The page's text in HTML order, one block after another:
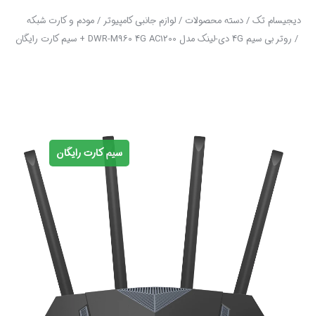
دیجیسام تک/دسته محصولات /لوازم جانبی کامپیوتر/مودم و کارت شبکه
/ روتر بی سیم 4G دی-لینک مدل DWR-M960 4G AC1200 + سیم کارت رایگان
سیم کارت رایگان